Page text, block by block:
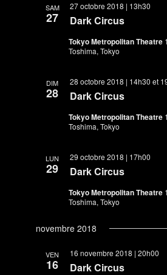
SAM
27 Dark Circus
27 octobre 2018 | 13h30
Tokyo Metropolitan Theatre
Toshima, Tokyo
DIM
28 Dark Circus
28 octobre 2018 | 14h30 et
Tokyo Metropolitan Theatre
Toshima, Tokyo
LUN
29 Dark Circus
29 octobre 2018 | 17h00
Tokyo Metropolitan Theatre
Toshima, Tokyo
novembre 2018
VEN
16 Dark Circus
16 novembre 2018 | 20h00